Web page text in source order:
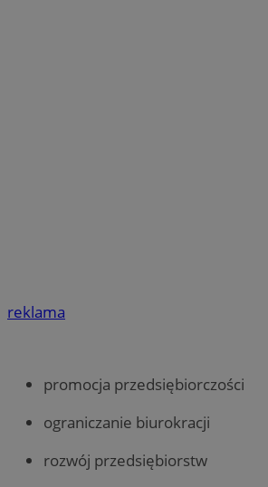
reklama
promocja przedsiębiorczości
ograniczanie biurokracji
rozwój przedsiębiorstw